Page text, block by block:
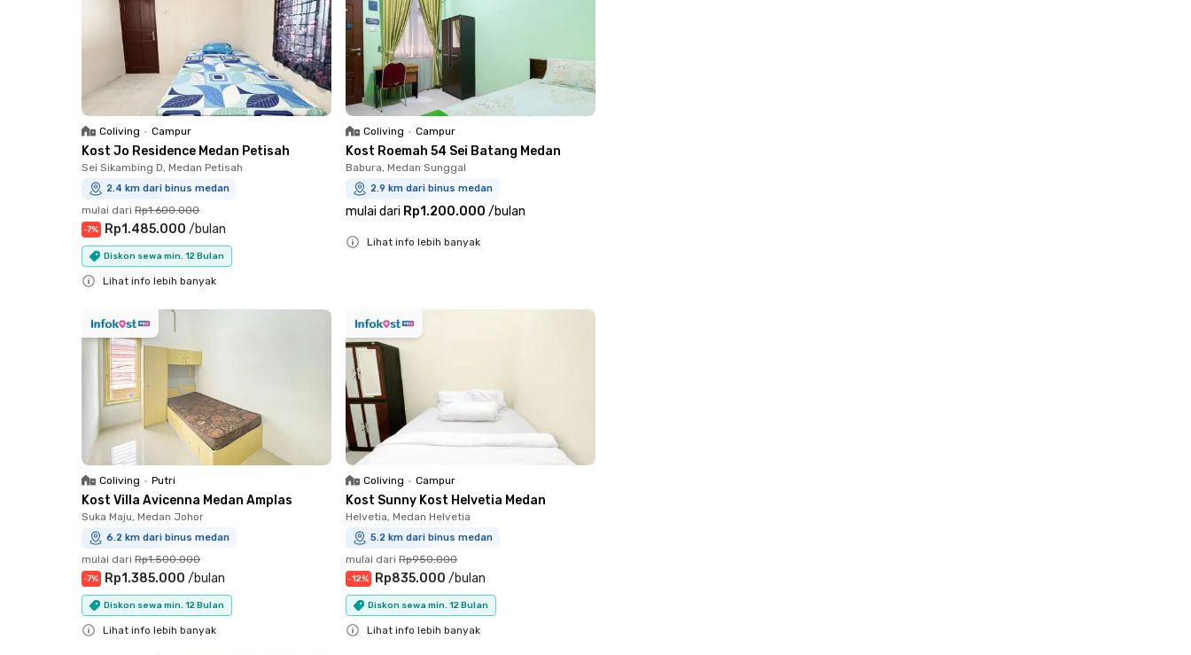
Coliving • Campur
Kost Jo Residence Medan Petisah
Sei Sikambing D, Medan Petisah
2.4 km dari binus medan
mulai dari Rp1.600.000
-7% Rp1.485.000 /bulan
Diskon sewa min. 12 Bulan
Lihat info lebih banyak
Coliving • Campur
Kost Roemah 54 Sei Batang Medan
Babura, Medan Sunggal
2.9 km dari binus medan
mulai dari Rp1.200.000 /bulan
Lihat info lebih banyak
Coliving • Putri
Kost Villa Avicenna Medan Amplas
Suka Maju, Medan Johor
6.2 km dari binus medan
mulai dari Rp1.500.000
-7% Rp1.385.000 /bulan
Diskon sewa min. 12 Bulan
Lihat info lebih banyak
Coliving • Campur
Kost Sunny Kost Helvetia Medan
Helvetia, Medan Helvetia
5.2 km dari binus medan
mulai dari Rp950.000
-12% Rp835.000 /bulan
Diskon sewa min. 12 Bulan
Lihat info lebih banyak